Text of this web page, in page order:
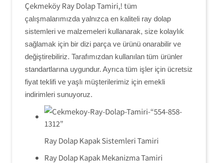
Çekmeköy Ray Dolap Tamiri,! tüm
çalışmalarımızda yalnızca en kaliteli ray dolap
sistemleri ve malzemeleri kullanarak, size kolaylık
sağlamak için bir dizi parça ve ürünü onarabilir ve
değiştirebiliriz. Tarafımızdan kullanılan tüm ürünler
standartlarına uygundur. Ayrıca tüm işler için ücretsiz
fiyat teklifi ve yaşlı müşterilerimiz için emekli
indirimleri sunuyoruz.
Ray Dolap Kapak Sistemleri Tamiri
Ray Dolap Kapak Mekanizma Tamiri